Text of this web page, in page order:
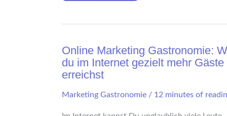
Online Marketing Gastronomie:
du im Internet gezielt mehr Gäste
erreichst
Marketing Gastronomie / 12 minutes of
Online
Marketing
Gastronomie:
Wie
Du
Internet
Gezielt